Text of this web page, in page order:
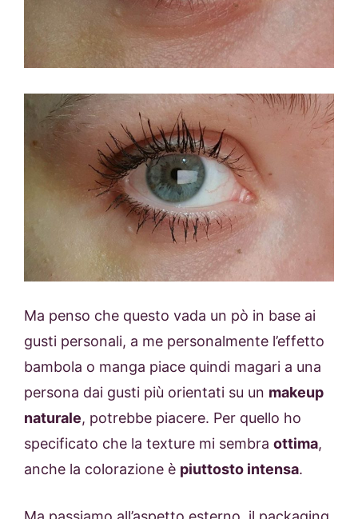
Ma penso che questo vada un pò in base ai
gusti personali, a me personalmente l’effetto
bambola o manga piace quindi magari a una
persona dai gusti più orientati su un makeup
naturale, potrebbe piacere. Per quello ho
specificato che la texture mi sembra ottima,
anche la colorazione è piuttosto intensa.